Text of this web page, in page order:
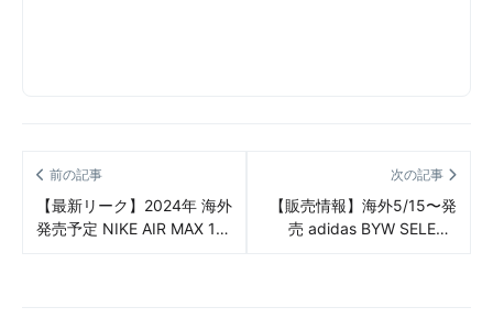
前の記事
【最新リーク】2024年 海外
発売予定 NIKE AIR MAX 1
次の記事
【販売情報】海外5/15〜発
売 adidas BYW SELECT